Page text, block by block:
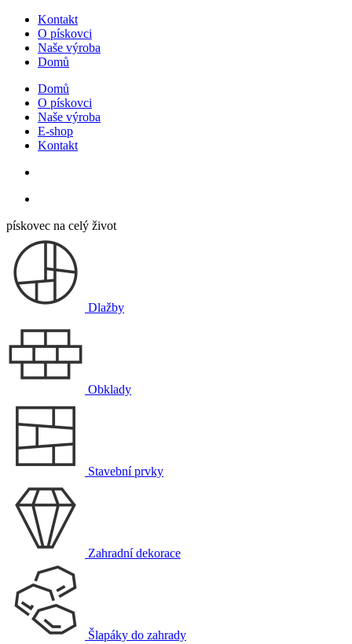
Kontakt
O pískovci
Naše výroba
Domů
Domů
O pískovci
Naše výroba
E-shop
Kontakt
pískovec na celý život
Dlažby
Obklady
Stavební prvky
Zahradní dekorace
Šlapáky do zahrady